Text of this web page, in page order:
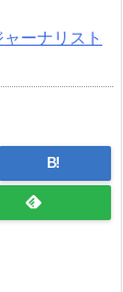
ーナリスト
B!